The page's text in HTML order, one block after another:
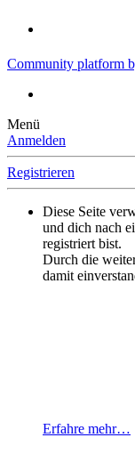
Community platform
Menü
Anmelden
Registrieren
Diese Seite
und dich nach
registriert bist.
Durch die
damit
Erfahre mehr…